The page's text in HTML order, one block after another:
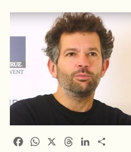
FacebookWhatsApp ThreadsLinkedIn